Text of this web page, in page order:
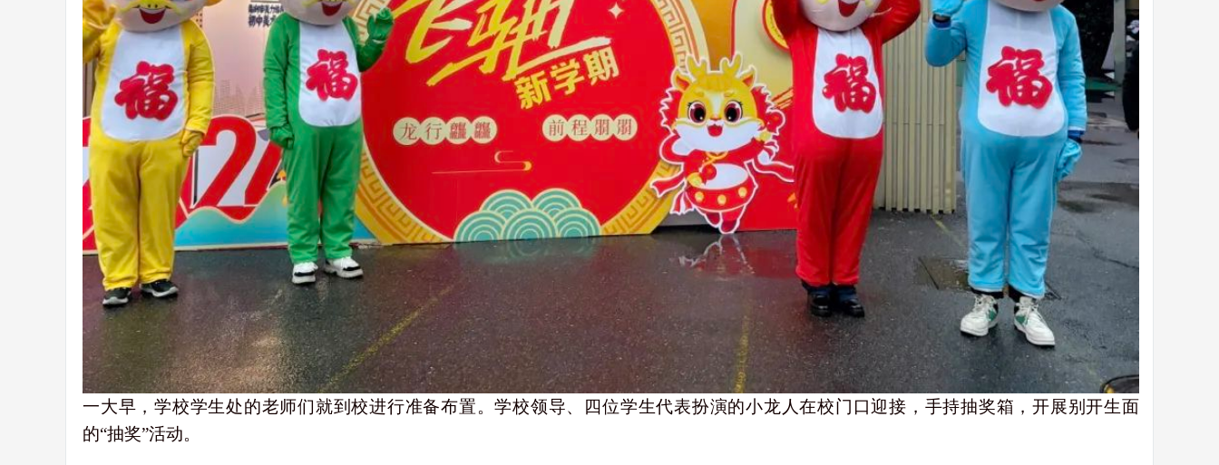
一大早，学校学生处的老师们就到校进行准备布置。学校领导、四位学生代表扮演的小龙人在校门口迎接，手持抽奖箱，开展别开生面
的“抽奖”活动。